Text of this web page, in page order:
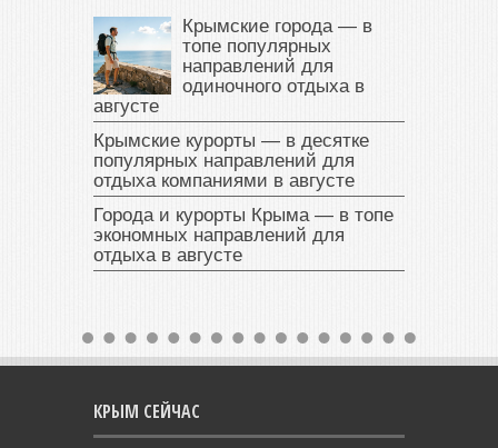
Крымские города — в
топе популярных
направлений для
одиночного отдыха в
августе
Крымские курорты — в десятке
популярных направлений для
отдыха компаниями в августе
Города и курорты Крыма — в топе
экономных направлений для
отдыха в августе
КРЫМ СЕЙЧАС